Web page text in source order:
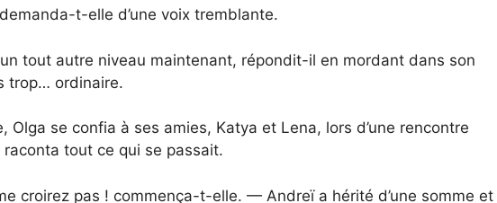
t-elle d’une voix tremblante.
tout autre niveau maintenant, répondit-il en mordant dans son
trop… ordinaire.
Olga se confia à ses amies, Katya et Lena, lors d’une rencontre
tout ce qui se passait.
croirez pas ! commença-t-elle. — Andreï a hérité d’une somme et